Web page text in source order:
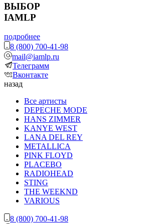
ВЫБОР
IAMLP
подробнее
8 (800) 700-41-98
mail@iamlp.ru
Телеграмм
Вконтакте
назад
Все артисты
DEPECHE MODE
HANS ZIMMER
KANYE WEST
LANA DEL REY
METALLICA
PINK FLOYD
PLACEBO
RADIOHEAD
STING
THE WEEKND
VARIOUS
8 (800) 700-41-98